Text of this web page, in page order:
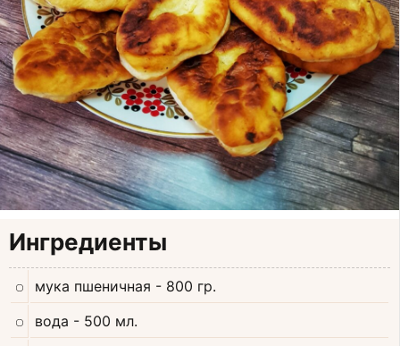
Ингредиенты
мука пшеничная - 800 гр.
вода - 500 мл.